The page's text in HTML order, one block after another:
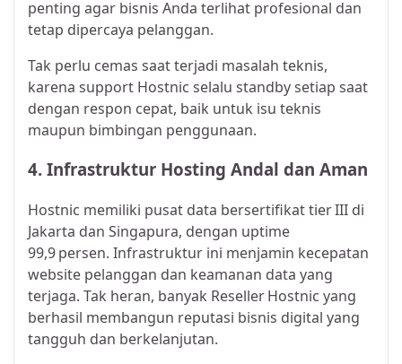
penting agar bisnis Anda terlihat profesional dan
tetap dipercaya pelanggan.
Tak perlu cemas saat terjadi masalah teknis,
karena support Hostnic selalu standby setiap saat
dengan respon cepat, baik untuk isu teknis
maupun bimbingan penggunaan.
4. Infrastruktur Hosting Andal dan Aman
Hostnic memiliki pusat data bersertifikat tier III di
Jakarta dan Singapura, dengan uptime
99,9 persen. Infrastruktur ini menjamin kecepatan
website pelanggan dan keamanan data yang
terjaga. Tak heran, banyak Reseller Hostnic yang
berhasil membangun reputasi bisnis digital yang
tangguh dan berkelanjutan.